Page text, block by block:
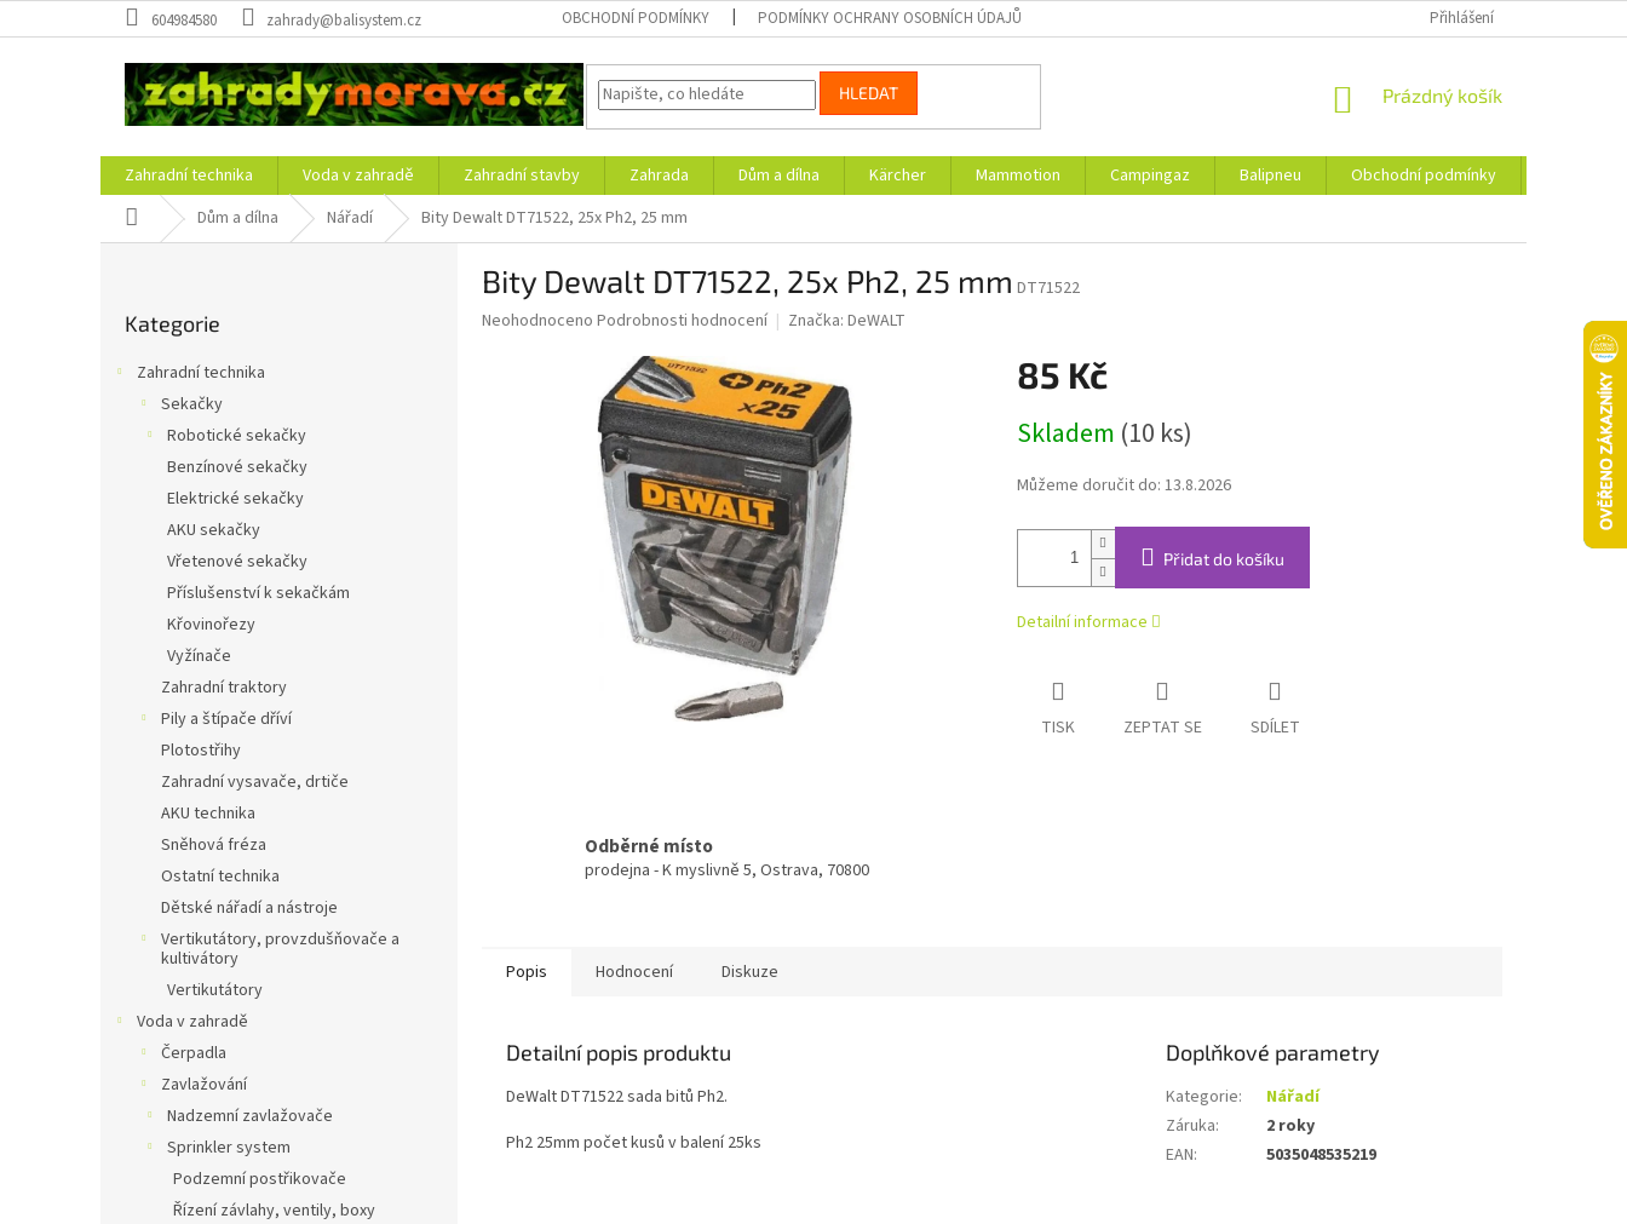
na
604984580 zahrady@balisystem.cz OBCHODNÍ PODMÍNKY PODMÍNKY OCHRANY OSOBNÍCH ÚDAJŮ Přihlášení
HLEDAT
NÁKUPNÍ
Prázdný košík
Zahradní technika Voda v zahradě Zahradní stavby Zahrada Dům a dílna Kärcher Mammotion Campingaz Balipneu Obchodní podmínky
Domů Dům a dílna Nářadí Bity Dewalt DT71522, 25x Ph2, 25 mm
kategorie
Kategorie
Zahradní technika
Sekačky
Robotické sekačky
Benzínové sekačky
Elektrické sekačky
AKU sekačky
Vřetenové sekačky
Příslušenství k sekačkám
Křovinořezy
Vyžínače
Zahradní traktory
Pily a štípače dříví
Plotostřihy
Zahradní vysavače, drtiče
AKU technika
Sněhová fréza
Ostatní technika
Dětské nářadí a nástroje
Vertikutátory, provzdušňovače a
kultivátory
Vertikutátory
Voda v zahradě
Čerpadla
Zavlažování
Nadzemní zavlažovače
Sprinkler system
Podzemní postřikovače
Řízení závlahy, ventily, boxy
Bity Dewalt DT71522, 25x Ph2, 25 mm DT71522
Průměrné
Neohodnoceno Podrobnosti hodnocení Značka: DeWALT
85 Kč
cena:
Skladem (10 ks)
Můžeme doručit do: 13.8.2026
Přidat do košíku
Detailní informace
TISK ZEPTAT SE SDÍLET
Odběrné místo
prodejna - K myslivně 5, Ostrava, 70800
Popis Hodnocení Diskuze
Detailní popis produktu
DeWalt DT71522 sada bitů Ph2.
Ph2 25mm počet kusů v balení 25ks
Doplňkové parametry
Kategorie:
Nářadí
Záruka:
2 roky
EAN: 5035048535219